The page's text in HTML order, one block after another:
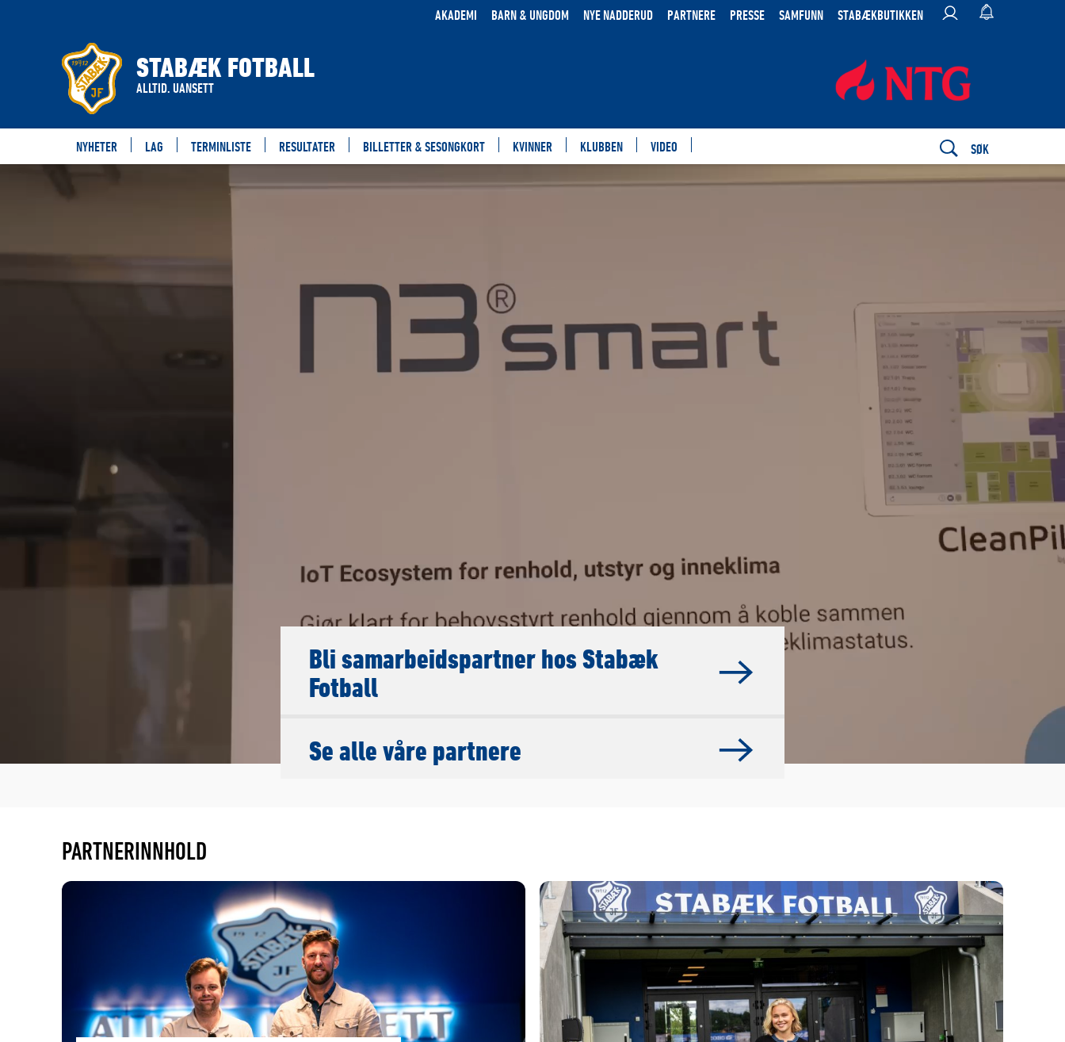
AKADEMI BARN & UNGDOM NYE NADDERUD PARTNERE PRESSE SAMFUNN STABÆKBUTIKKEN
STABÆK FOTBALL
ALLTID. UANSETT
NYHETER LAG TERMINLISTE RESULTATER BILLETTER & SESONGKORT KVINNER KLUBBEN VIDEO SØK
Bli samarbeidspartner hos Stabæk
Fotball
Se alle våre partnere
PARTNERINNHOLD